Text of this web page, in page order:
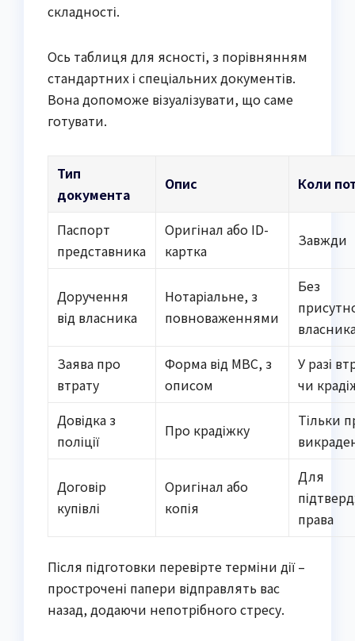
складності.
Ось таблиця для ясності, з порівнянням
стандартних і спеціальних документів.
Вона допоможе візуалізувати, що саме
готувати.
Тип
документа
Опис Коли
Паспорт
представника
Оригінал або ID-
картка
Завжди
Доручення
від власника
Нотаріальне, з
повноваженнями
Без
Заява про
втрату
Форма від МВС, з
описом
У разі
чи
Довідка з
поліції
Про крадіжку
Тільки
Договір
купівлі
Оригінал або
копія
Для
права
Після підготовки перевірте терміни дії –
прострочені папери відправлять вас
назад, додаючи непотрібного стресу.